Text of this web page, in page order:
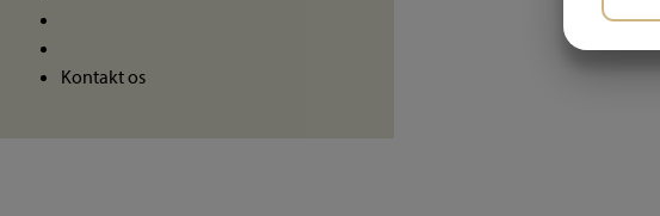
Kontakt os